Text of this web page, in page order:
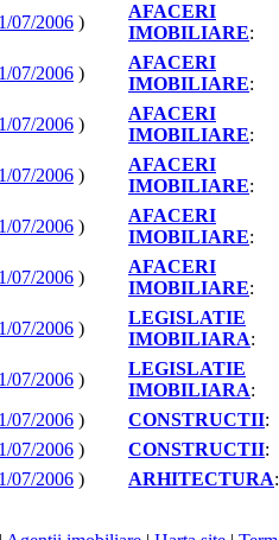
07/2006 )
AFACERI
IMOBILIARE:
07/2006 )
AFACERI
IMOBILIARE:
07/2006 )
AFACERI
IMOBILIARE:
07/2006 )
AFACERI
IMOBILIARE:
07/2006 )
AFACERI
IMOBILIARE:
07/2006 )
AFACERI
IMOBILIARE:
07/2006 )
LEGISLATIE
IMOBILIARA:
07/2006 )
LEGISLATIE
IMOBILIARA:
07/2006 ) CONSTRUCTII:
07/2006 ) CONSTRUCTII:
07/2006 ) ARHITECTURA: